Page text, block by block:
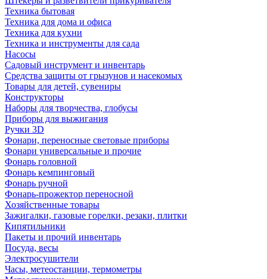
Техника бытовая
Техника для дома и офиса
Техника для кухни
Техника и инструменты для сада
Насосы
Садовый инструмент и инвентарь
Средства защиты от грызунов и насекомых
Товары для детей, сувениры
Конструкторы
Наборы для творчества, глобусы
Приборы для выжигания
Ручки 3D
Фонари, переносные световые приборы
Фонари универсальные и прочие
Фонарь головной
Фонарь кемпинговый
Фонарь ручной
Фонарь-прожектор переносной
Хозяйственные товары
Зажигалки, газовые горелки, резаки, плитки
Кипятильники
Пакеты и прочий инвентарь
Посуда, весы
Электросушители
Часы, метеостанции, термометры